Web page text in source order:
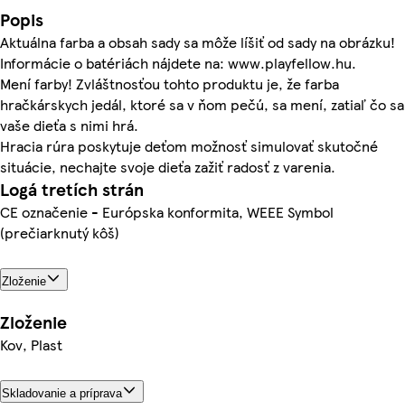
Popis
Aktuálna farba a obsah sady sa môže líšiť od sady na obrázku!
Informácie o batériách nájdete na: www.playfellow.hu.
Mení farby! Zvláštnosťou tohto produktu je, že farba
hračkárskych jedál, ktoré sa v ňom pečú, sa mení, zatiaľ čo sa
vaše dieťa s nimi hrá.
Hracia rúra poskytuje deťom možnosť simulovať skutočné
situácie, nechajte svoje dieťa zažiť radosť z varenia.
Logá tretích strán
CE označenie - Európska konformita, WEEE Symbol
(prečiarknutý kôš)
Zloženie
Zloženie
Kov, Plast
Skladovanie a príprava